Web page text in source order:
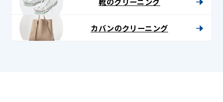
カバンのクリーニング